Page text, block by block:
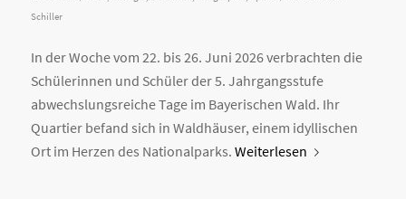
Schiller
In der Woche vom 22. bis 26. Juni 2026 verbrachten die
Schülerinnen und Schüler der 5. Jahrgangsstufe
abwechslungsreiche Tage im Bayerischen Wald. Ihr
Quartier befand sich in Waldhäuser, einem idyllischen
Ort im Herzen des Nationalparks. Weiterlesen